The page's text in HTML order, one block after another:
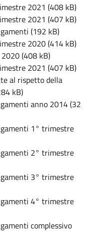
2021 (408 kB)
2021 (407 kB)
(192 kB)
2020 (414 kB)
(408 kB)
2021 (407 kB)
al rispetto della
kB)
anno 2014 (32
1° trimestre
2° trimestre
3° trimestre
4° trimestre
complessivo